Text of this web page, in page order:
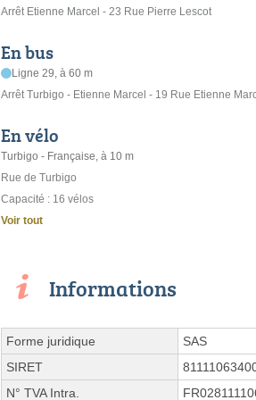
Arrêt Etienne Marcel - 23 Rue Pierre Lescot
En bus
Ligne 29, à 60 m
Arrêt Turbigo - Etienne Marcel - 19 Rue Etienne
En vélo
Turbigo - Française, à 10 m
Rue de Turbigo
Capacité : 16 vélos
Voir tout
Informations
Forme juridique
SAS
SIRET
N° TVA Intra.